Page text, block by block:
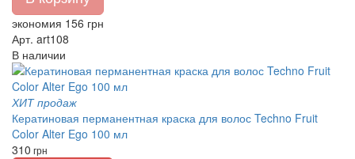
экономия 156 грн
Арт. art108
В наличии
ХИТ продаж
Кератиновая перманентная краска для волос Techno Fruit
Color Alter Ego 100 мл
310 грн